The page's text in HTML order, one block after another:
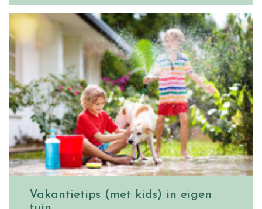
Vakantietips (met kids) in eigen